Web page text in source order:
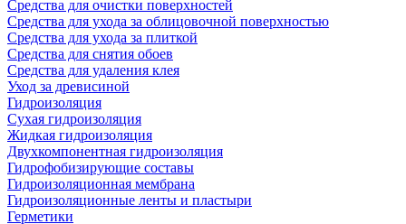
Средства для очистки поверхностей
Средства для ухода за облицовочной поверхностью
Средства для ухода за плиткой
Средства для снятия обоев
Средства для удаления клея
Уход за древисиной
Гидроизоляция
Сухая гидроизоляция
Жидкая гидроизоляция
Двухкомпонентная гидроизоляция
Гидрофобизирующие составы
Гидроизоляционная мембрана
Гидроизоляционные ленты и пластыри
Герметики